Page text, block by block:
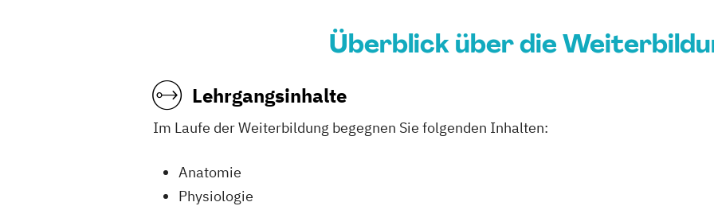
Überblick über die
Lehrgangsinhalte
Im Laufe der Weiterbildung begegnen Sie folgenden Inhalten:
Anatomie
Physiologie